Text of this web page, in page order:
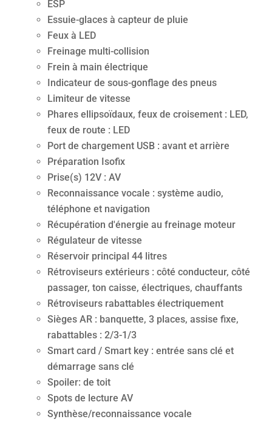
ESP
Essuie-glaces à capteur de pluie
Feux à LED
Freinage multi-collision
Frein à main électrique
Indicateur de sous-gonflage des pneus
Limiteur de vitesse
Phares ellipsoïdaux, feux de croisement : LED,
feux de route : LED
Port de chargement USB : avant et arrière
Préparation Isofix
Prise(s) 12V : AV
Reconnaissance vocale : système audio,
téléphone et navigation
Récupération d'énergie au freinage moteur
Régulateur de vitesse
Réservoir principal 44 litres
Rétroviseurs extérieurs : côté conducteur, côté
passager, ton caisse, électriques, chauffants
Rétroviseurs rabattables électriquement
Sièges AR : banquette, 3 places, assise fixe,
rabattables : 2/3-1/3
Smart card / Smart key : entrée sans clé et
démarrage sans clé
Spoiler: de toit
Spots de lecture AV
Synthèse/reconnaissance vocale